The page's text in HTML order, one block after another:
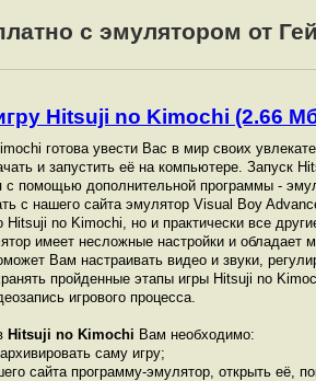
с эмулятором от
Hitsuji no Kimochi (2.66
готова увести Вас в мир своих
и запустить её на компьютере. Запуск
с помощью дополнительной программы -
с нашего сайта эмулятор Visual Boy
Hitsuji no Kimochi, но и практически все
имеет несложные настройки и обладает
Вам настраивать видео и звуки,
пройденные этапы игры Hitsuji no
игрового процесса.
Hitsuji no Kimochi Вам необходимо:
саму игру;
сайта программу-эмулятор, открыть её,